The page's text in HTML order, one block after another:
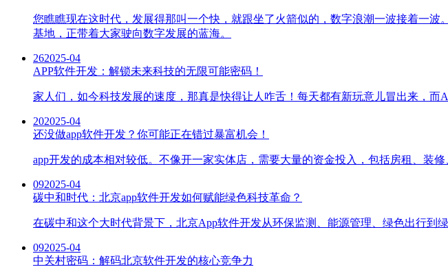
您瞧瞧现在这时代，发展得那叫一个快，就跟坐了火箭似的，数字浪潮一波接着一
基地，正带着大家驶向数字发展的蓝海。
262025-04
APP软件开发：解锁未来科技的无限可能密码！
家人们，如今科技发展的速度，那真是快得让人咋舌！每天都有新玩意儿冒出来，而
202025-04
还没做app软件开发？你可能正在错过暴富机会！
app开发的成本相对较低。不像开一家实体店，需要大量的资金投入，包括房租、装
092025-04
碳中和时代：北京app软件开发如何赋能绿色科技革命？
在碳中和这个大时代背景下，北京App软件开发从环保监测、能源管理、绿色出行到
092025-04
中关村密码：解码北京软件开发的核心竞争力